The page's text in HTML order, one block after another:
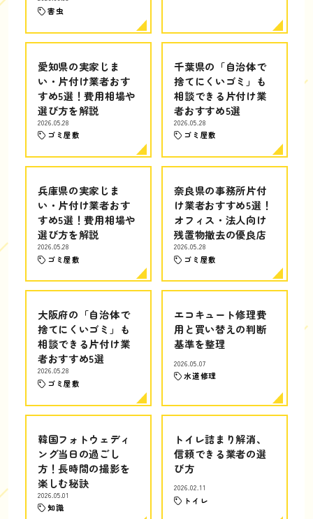
害虫
愛知県の実家じま
い・片付け業者おす
すめ5選！費用相場や
選び方を解説
2026.05.28
ゴミ屋敷
千葉県の「自治体で
捨てにくいゴミ」も
相談できる片付け業
者おすすめ5選
2026.05.28
ゴミ屋敷
兵庫県の実家じま
い・片付け業者おす
すめ5選！費用相場や
選び方を解説
2026.05.28
ゴミ屋敷
奈良県の事務所片付
け業者おすすめ5選！
オフィス・法人向け
残置物撤去の優良店
2026.05.28
ゴミ屋敷
大阪府の「自治体で
捨てにくいゴミ」も
相談できる片付け業
者おすすめ5選
2026.05.28
ゴミ屋敷
エコキュート修理費
用と買い替えの判断
基準を整理
2026.05.07
水道修理
韓国フォトウェディ
ング当日の過ごし
方！長時間の撮影を
楽しむ秘訣
2026.05.01
知識
トイレ詰まり解消、
信頼できる業者の選
び方
2026.02.11
トイレ